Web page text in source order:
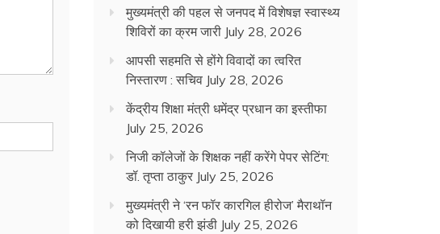
मुख्यमंत्री की पहल से जनपद में विशेषज्ञ स्वास्थ्य
शिविरों का क्रम जारी July 28, 2026
आपसी सहमति से होंगे विवादों का त्वरित
निस्तारण : सचिव July 28, 2026
केंद्रीय शिक्षा मंत्री धमेंद्र प्रधान का इस्तीफा
July 25, 2026
निजी कॉलेजों के शिक्षक नहीं करेंगे पेपर सेटिंग:
डॉ. तृप्ता ठाकुर July 25, 2026
मुख्यमंत्री ने ‘रन फॉर कारगिल हीरोज’ मैराथॉन
को दिखायी हरी झंडी July 25, 2026